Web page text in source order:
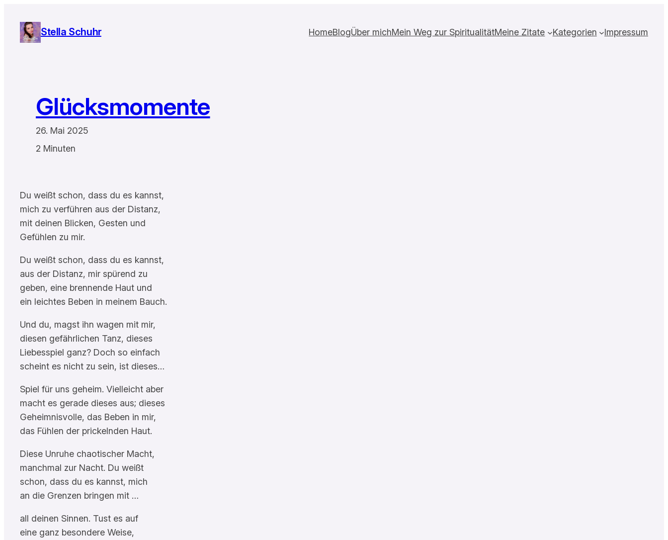
Inhalt
springen
Stella Schuhr HomeBlogÜber michMein Weg zur SpiritualitätMeine Zitate Kategorien Impressum
Glücksmomente
26. Mai 2025
2 Minuten
Du weißt schon, dass du es kannst,
mich zu verführen aus der Distanz,
mit deinen Blicken, Gesten und
Gefühlen zu mir.
Du weißt schon, dass du es kannst,
aus der Distanz, mir spürend zu
geben, eine brennende Haut und
ein leichtes Beben in meinem Bauch.
Und du, magst ihn wagen mit mir,
diesen gefährlichen Tanz, dieses
Liebesspiel ganz? Doch so einfach
scheint es nicht zu sein, ist dieses…
Spiel für uns geheim. Vielleicht aber
macht es gerade dieses aus; dieses
Geheimnisvolle, das Beben in mir,
das Fühlen der prickelnden Haut.
Diese Unruhe chaotischer Macht,
manchmal zur Nacht. Du weißt
schon, dass du es kannst, mich
an die Grenzen bringen mit …
all deinen Sinnen. Tust es auf
eine ganz besondere Weise,